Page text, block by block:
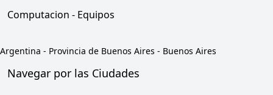
Computacion - Equipos
Argentina - Provincia de Buenos Aires - Buenos Aires
Navegar por las Ciudades